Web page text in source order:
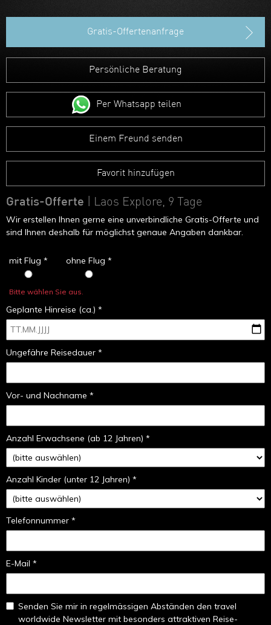
Gratis-Offertenanfrage
Persönliche Beratung
Per Whatsapp teilen
Einem Freund senden
Favorit hinzufügen
Gratis-Offerte | Laos Explore, 9 Tage
Wir erstellen Ihnen gerne eine unverbindliche Gratis-Offerte und
sind Ihnen deshalb für möglichst genaue Angaben dankbar.
mit Flug * ohne Flug *
Bitte wählen Sie aus.
Geplante Hinreise (ca.) *
Ungefähre Reisedauer *
Vor- und Nachname *
Anzahl Erwachsene (ab 12 Jahren) *
Anzahl Kinder (unter 12 Jahren) *
Telefonnummer *
E-Mail *
Senden Sie mir in regelmässigen Abständen den travel
worldwide Newsletter mit besonders attraktiven Reise-